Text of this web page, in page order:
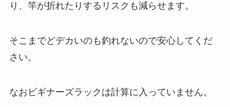
り、竿が折れたりするリスクも減らせます。
そこまでどデカいのも釣れないので安心してくだ
さい。
なおビギナーズラックは計算に入っていません。